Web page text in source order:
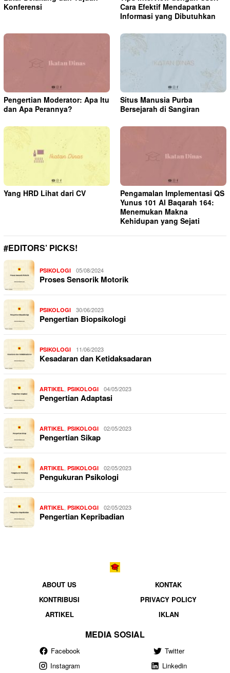
Konferensi
Cara Efektif Mendapatkan
Informasi yang Dibutuhkan
Pengertian Moderator: Apa Itu
dan Apa Perannya?
Situs Manusia Purba
Bersejarah di Sangiran
Yang HRD Lihat dari CV
Pengamalan Implementasi QS
Yunus 101 Al Baqarah 164:
Menemukan Makna
Kehidupan yang Sejati
#EDITORS’ PICKS!
PSIKOLOGI 05/08/2024
Proses Sensorik Motorik
PSIKOLOGI 30/06/2023
Pengertian Biopsikologi
PSIKOLOGI 11/06/2023
Kesadaran dan Ketidaksadaran
ARTIKEL, PSIKOLOGI 04/05/2023
Pengertian Adaptasi
ARTIKEL, PSIKOLOGI 02/05/2023
Pengertian Sikap
ARTIKEL, PSIKOLOGI 02/05/2023
Pengukuran Psikologi
ARTIKEL, PSIKOLOGI 02/05/2023
Pengertian Kepribadian
ABOUT US
KONTAK
KONTRIBUSI
PRIVACY POLICY
ARTIKEL
IKLAN
MEDIA SOSIAL
Facebook
Twitter
Instagram
Linkedin